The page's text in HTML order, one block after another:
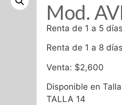
Mod.
Renta de 1 a 5
Renta de 1 a 8
Venta: $2,600
Disponible en
TALLA 14